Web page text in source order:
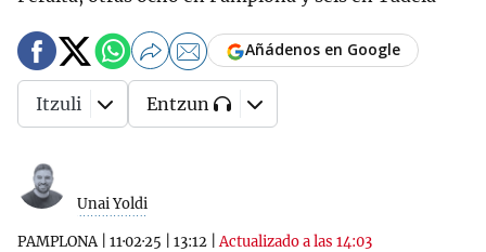
Unai Yoldi
PAMPLONA| 11·02·25 13:12 |Actualizado a las 14:03
Añádenos en Google
Itzuli Entzun